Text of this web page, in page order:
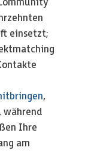
einsetzt;
,
während
Ihre
am